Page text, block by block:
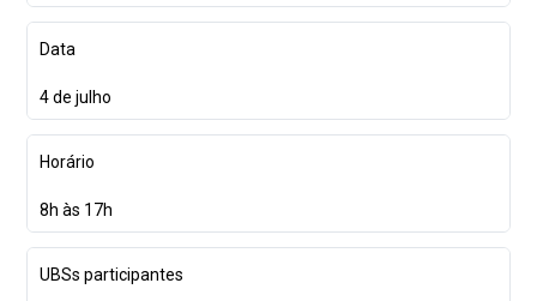
Data
4 de julho
Horário
8h às 17h
UBSs participantes